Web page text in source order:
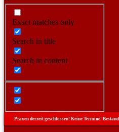
Exact matches only
Search in title
Search in content
Praxen derzeit geschlossen! Keine Termine!